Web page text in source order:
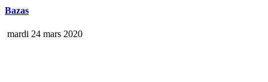
Bazas
mardi 24 mars 2020